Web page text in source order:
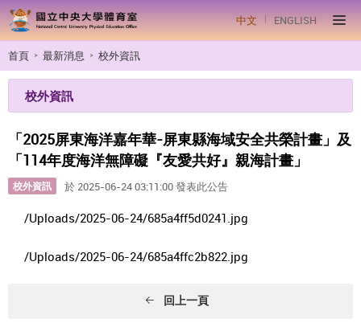
中文 ENGLISH
首頁 最新消息 校外資訊
校外資訊
「2025屏東海洋嘉年華-屏東縣海域安全共榮計畫」及
「114年度海洋無障礙『友愛共好』親海計畫」
校外資訊 於 2025-06-24 03:11:00 發表此公告
/Uploads/2025-06-24/685a4ff5d0241.jpg
/Uploads/2025-06-24/685a4ffc2b822.jpg
回上一頁